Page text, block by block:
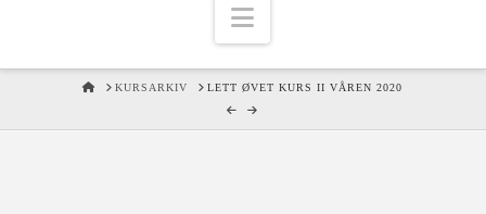
Navigation
HOMEKURSARKIV LETT ØVET KURS II VÅREN 2020